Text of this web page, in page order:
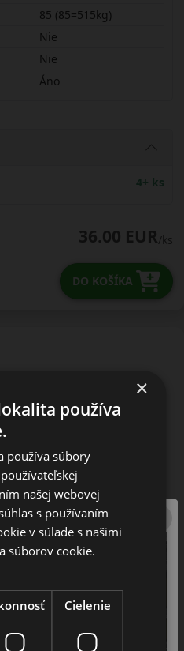
85 (85=515kg)
Nie
Nie
Áno
4+ ks
36.00 EUR/ks
DO KOŠÍKA
×
používa
používa súbory
našej webovej
s používaním
v súlade s našimi
súborov cookie.
Cielenie